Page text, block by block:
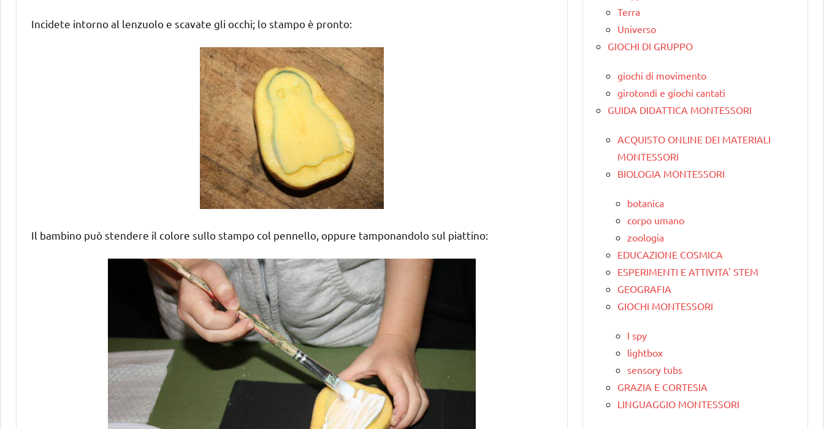
Incidete intorno al lenzuolo e scavate gli occhi; lo stampo è pronto:
Il bambino può stendere il colore sullo stampo col pennello, oppure tamponandolo sul piattino:
Terra
Universo
GIOCHI DI GRUPPO
giochi di movimento
girotondi e giochi cantati
GUIDA DIDATTICA MONTESSORI
ACQUISTO ONLINE DEI MATERIALI
MONTESSORI
BIOLOGIA MONTESSORI
botanica
corpo umano
zoologia
EDUCAZIONE COSMICA
ESPERIMENTI E ATTIVITA' STEM
GEOGRAFIA
GIOCHI MONTESSORI
I spy
lightbox
sensory tubs
GRAZIA E CORTESIA
LINGUAGGIO MONTESSORI